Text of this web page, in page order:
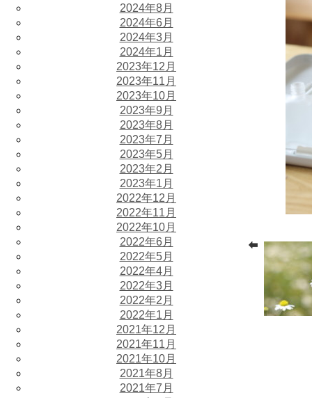
2024年8月
2024年6月
2024年3月
2024年1月
2023年12月
2023年11月
2023年10月
2023年9月
2023年8月
2023年7月
2023年5月
2023年2月
2023年1月
2022年12月
2022年11月
2022年10月
2022年6月
2022年5月
2022年4月
2022年3月
2022年2月
2022年1月
2021年12月
2021年11月
2021年10月
2021年8月
2021年7月